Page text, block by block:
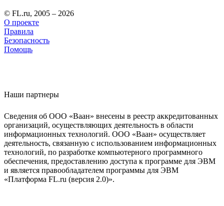
© FL.ru, 2005 – 2026
О проекте
Правила
Безопасность
Помощь
Наши партнеры
Сведения об ООО «Ваан» внесены в реестр аккредитованных
организаций, осуществляющих деятельность в области
информационных технологий. ООО «Ваан» осуществляет
деятельность, связанную с использованием информационных
технологий, по разработке компьютерного программного
обеспечения, предоставлению доступа к программе для ЭВМ
и является правообладателем программы для ЭВМ
«Платформа FL.ru (версия 2.0)».